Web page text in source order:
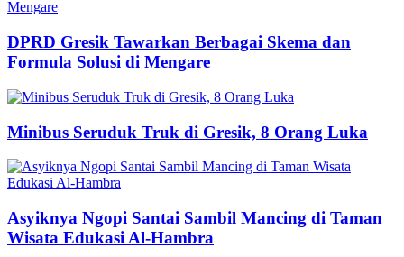
DPRD Gresik Tawarkan Berbagai Skema dan
Formula Solusi di Mengare
Minibus Seruduk Truk di Gresik, 8 Orang Luka
Asyiknya Ngopi Santai Sambil Mancing di Taman
Wisata Edukasi Al-Hambra